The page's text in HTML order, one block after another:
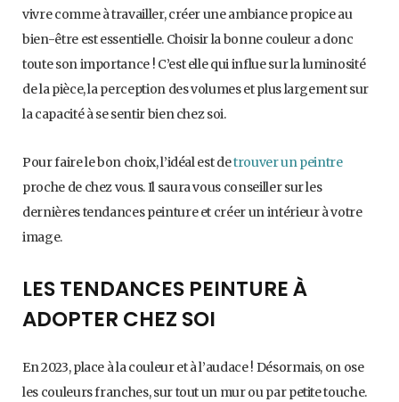
vivre comme à travailler, créer une ambiance propice au
bien-être est essentielle. Choisir la bonne couleur a donc
toute son importance ! C’est elle qui influe sur la luminosité
de la pièce, la perception des volumes et plus largement sur
la capacité à se sentir bien chez soi.
Pour faire le bon choix, l’idéal est detrouver un peintre
proche de chez vous. Il saura vous conseiller sur les
dernières tendances peinture et créer un intérieur à votre
image.
LES TENDANCES PEINTURE À
ADOPTER CHEZ SOI
En 2023, place à la couleur et à l’audace ! Désormais, on ose
les couleurs franches, sur tout un mur ou par petite touche.